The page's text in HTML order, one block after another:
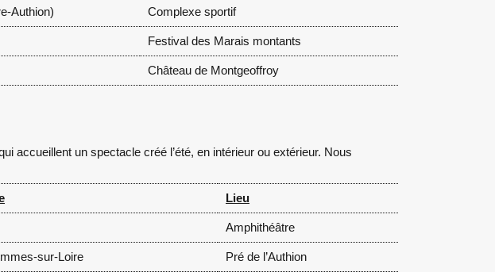
Authion) Complexe sportif
Festival des Marais montants
Château de Montgeoffroy
accueillent un spectacle créé l’été, en intérieur ou extérieur. Nous
Lieu
Amphithéâtre
sur-Loire Pré de l’Authion